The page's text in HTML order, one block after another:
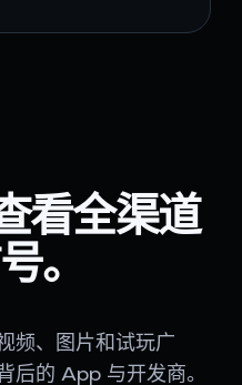
看全渠道
。
频、图片和试玩广
后的 App 与开发商。